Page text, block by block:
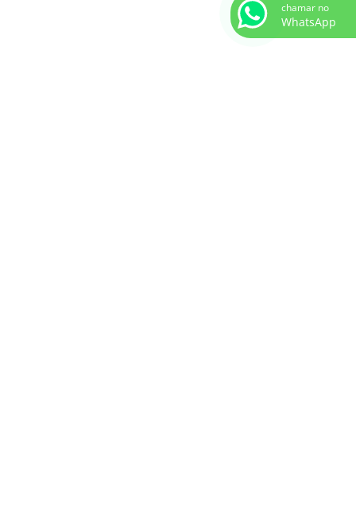
chamar no
WhatsApp